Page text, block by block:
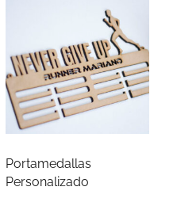
Portamedallas
Personalizado